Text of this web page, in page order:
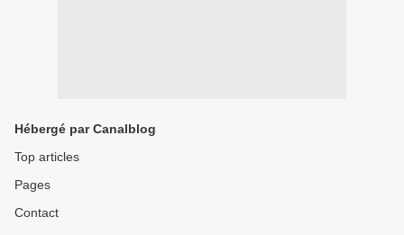
Hébergé par Canalblog
Top articles
Pages
Contact